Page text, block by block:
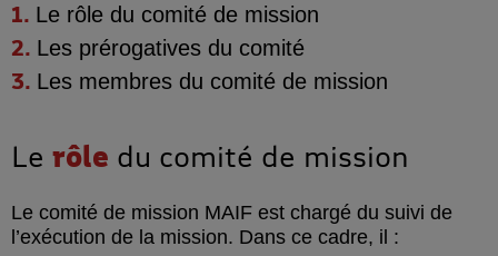
Le rôle du comité de mission
Les prérogatives du comité
Les membres du comité de mission
Le rôle du comité de mission
Le comité de mission MAIF est chargé du suivi de
l’exécution de la mission. Dans ce cadre, il :